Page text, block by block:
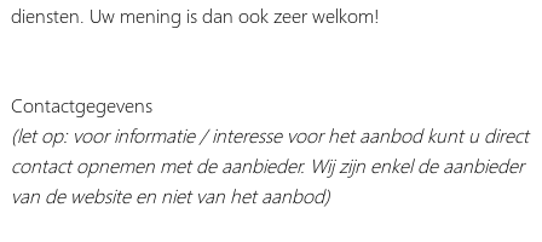
diensten. Uw mening is dan ook zeer welkom!
Contactgegevens
(let op: voor informatie / interesse voor het aanbod kunt u direct
contact opnemen met de aanbieder. Wij zijn enkel de aanbieder
van de website en niet van het aanbod)